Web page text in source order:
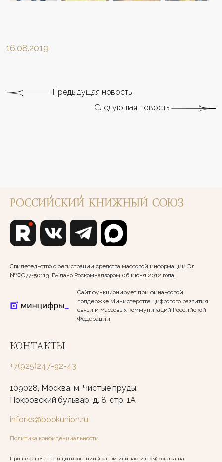
16.08.2019
Предыдущая новость
Следующая новость
Свидетельство о регистрации средства массовой информации Эл
№ФС77-50113. Выдано Роскомнадзором 06 июня 2012 года.
Сайт функционирует при финансовой
поддержке Министерства цифрового развития,
связи и массовых коммуникаций Российской
Федерации.
КОНТАКТЫ
+7(925)247-92-43
109028, Москва, м. Чистые пруды,
Покровский бульвар, д. 8, стр. 1А
inforks@bookunion.ru
Политика конфиденциальности
При перепечатке и цитировании (полном или частичном) ссылка на